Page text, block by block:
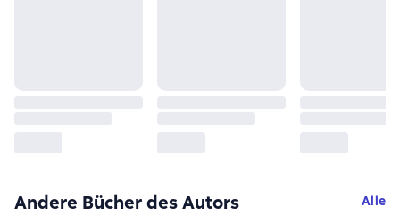
Andere Bücher des Autors Alle